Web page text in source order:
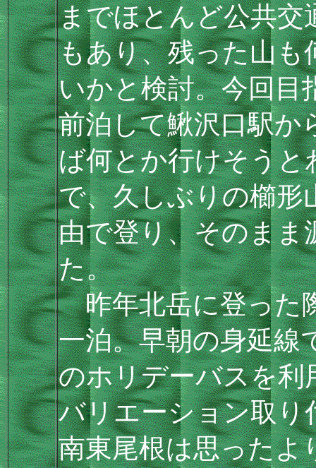
までほとんど公共交
もあり、残った山も
いかと検討。今回目
前泊して鰍沢口駅か
ば何とか行けそう
で、久しぶりの櫛形
由で登り、そのまま
た。
昨年北岳に登った
一泊。早朝の身延線
のホリデーバスを利
バリエーション取り
南東尾根は思ったよ